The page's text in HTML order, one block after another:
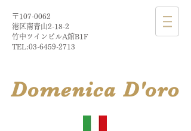
〒107-0062
港区南青山2-18-2​
​竹中ツインビルA館B1F
TEL:03-6459-2713
​DomenicaD'oro